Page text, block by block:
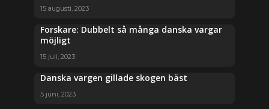
15 augusti, 2023
Forskare: Dubbelt så många danska vargar
möjligt
15 juli, 2023
Danska vargen gillade skogen bäst
5 juni, 2023